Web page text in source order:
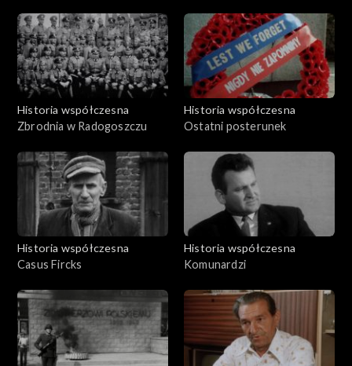
Historia współczesna
Zbrodnia w Radogoszczu
Historia współczesna
Ostatni posterunek
Historia współczesna
Casus Fircks
Historia współczesna
Komunardzi